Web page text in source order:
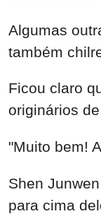
Algumas
também
Ficou claro
originários
"Muito bem!
Shen
para cima